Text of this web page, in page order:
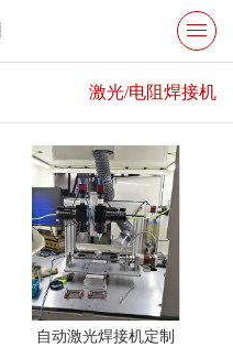
激光/电阻焊接机
自动激光焊接机定制